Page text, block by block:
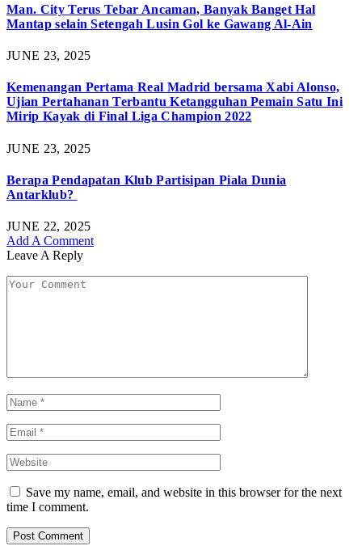
Man. City Terus Tebar Ancaman, Banyak Banget Hal
Mantap selain Setengah Lusin Gol ke Gawang Al-Ain
JUNE 23, 2025
Kemenangan Pertama Real Madrid bersama Xabi Alonso,
Ujian Pertahanan Terbantu Ketangguhan Pemain Satu Ini
Mirip Kayak di Final Liga Champion 2022
JUNE 23, 2025
Berapa Pendapatan Klub Partisipan Piala Dunia
Antarklub?
JUNE 22, 2025
Add A Comment
Leave A Reply
Save my name, email, and website in this browser for the next
time I comment.